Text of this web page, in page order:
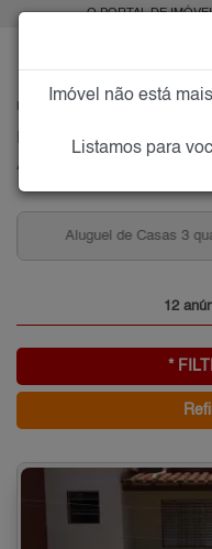
O PORTAL DE
Imóveis para Alugar na
Água Rasa, Zona Leste
Aluguel de Casas 3
12
*
Imóvel não está
Listamos para